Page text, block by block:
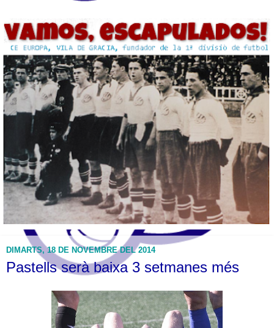
DIMARTS, 18 DE NOVEMBRE DEL 2014
Pastells serà baixa 3 setmanes més